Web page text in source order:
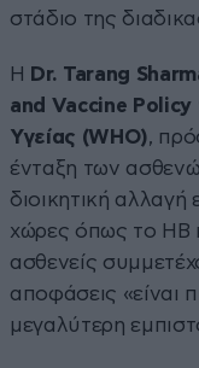
στάδιο της
Η Dr. Tarang
and Vaccine Policy
Υγείας (WHO),
ένταξη των
διοικητική
χώρες όπως το ΗΒ
ασθενείς
αποφάσεις «είναι
μεγαλύτερη